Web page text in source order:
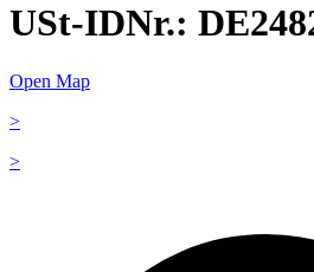
USt-IDNr.:
Open Map
>
>